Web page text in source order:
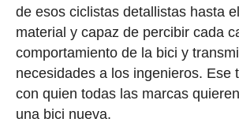
de esos ciclistas detallistas hasta
material y capaz de percibir cada
comportamiento de la bici y
necesidades a los ingenieros. Ese
con quien todas las marcas
una bici nueva.